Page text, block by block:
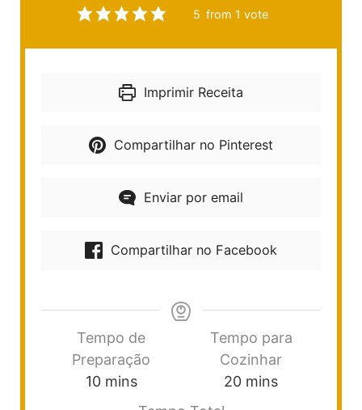
5 from 1 vote
Imprimir Receita
Compartilhar no Pinterest
Enviar por email
Compartilhar no Facebook
Tempo de
Preparação
10 mins
Tempo para
Cozinhar
20 mins